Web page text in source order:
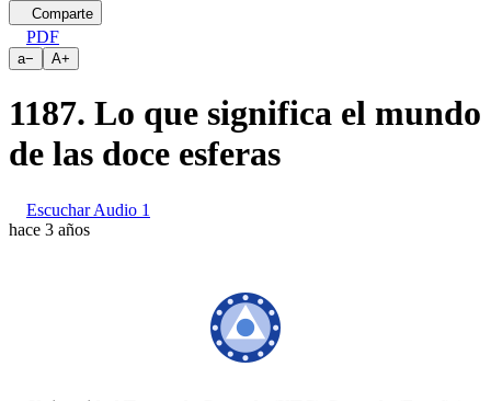
Comparte
PDF
a− A+
1187. Lo que significa el mundo
de las doce esferas
Escuchar Audio 1
hace 3 años